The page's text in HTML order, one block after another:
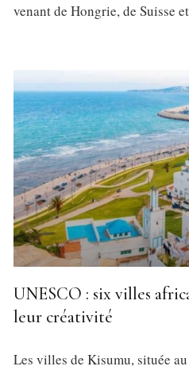
venant de Hongrie, de Suisse
UNESCO : six villes
leur créativité
Les villes de Kisumu, située